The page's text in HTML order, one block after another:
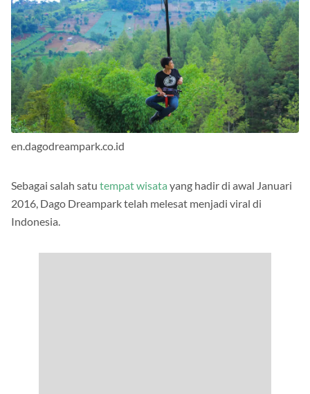
en.dagodreampark.co.id
Sebagai salah satu tempat wisata yang hadir di awal Januari
2016, Dago Dreampark telah melesat menjadi viral di
Indonesia.